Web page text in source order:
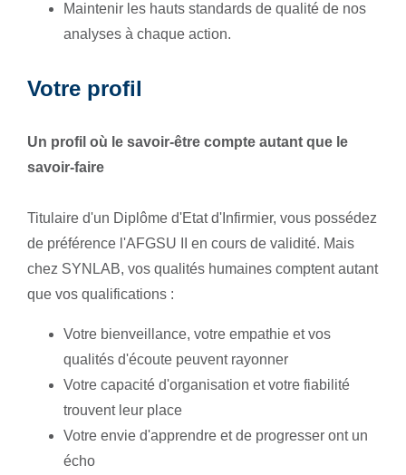
Maintenir les hauts standards de qualité de nos
analyses à chaque action.
Votre profil
Un profil où le savoir-être compte autant que le
savoir-faire
Titulaire d'un Diplôme d'Etat d'Infirmier, vous possédez
de préférence l'AFGSU II en cours de validité. Mais
chez SYNLAB, vos qualités humaines comptent autant
que vos qualifications :
Votre bienveillance, votre empathie et vos
qualités d'écoute peuvent rayonner
Votre capacité d'organisation et votre fiabilité
trouvent leur place
Votre envie d'apprendre et de progresser ont un
écho